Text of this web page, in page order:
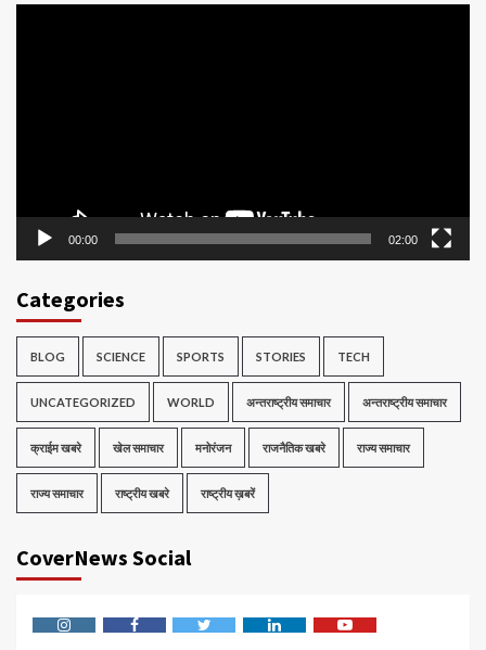
00:00 02:00
Categories
BLOG SCIENCE SPORTS STORIES TECH
UNCATEGORIZED WORLD अन्तराष्ट्रीय समाचार अन्तराष्ट्रीय समाचार
क्राईम खबरे खेल समाचार मनोरंजन राजनैतिक खबरे राज्य समाचार
राज्य समाचार राष्ट्रीय खबरे राष्ट्रीय ख़बरें
CoverNews Social